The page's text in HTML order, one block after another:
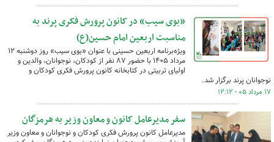
«بوی سیب» در کانون پرورش فکری پرند به
مناسبت اربعین امام حسین(ع)
ویژه‌برنامه اربعین حسینی با عنوان «بوی سیب» روز دوشنبه ۱۲
مرداد ۱۴۰۵ با حضور ۸۷ نفر از کودکان، نوجوانان، والدین و
اولیای تربیتی در کتابخانه کانون پرورش فکری کودکان و
نوجوانان پرند برگزار شد.
۱۷ مرداد ۰۵ - ۱۲:۱۲
سفر مدیرعامل کانون و معاون وزیر به هرمزگان
مدیرعامل کانون پرورش فکری کودکان و نوجوانان و معاون وزیر